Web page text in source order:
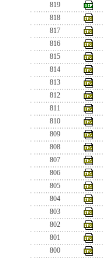
819
818
817
816
815
814
813
812
811
810
809
808
807
806
805
804
803
802
801
800